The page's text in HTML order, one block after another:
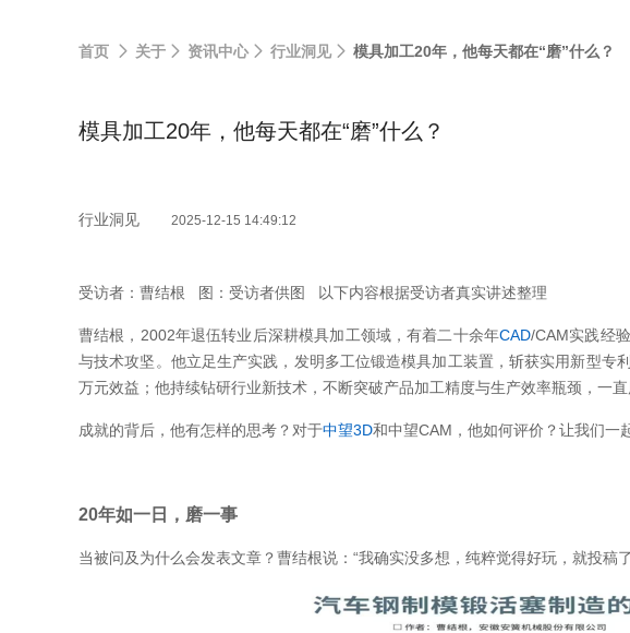
首页 关于 资讯中心 行业洞见 模具加工20年，他每天都在“磨”什么？
模具加工20年，他每天都在“磨”什么？
行业洞见 2025-12-15 14:49:12
受访者：曹结根 图：受访者供图 以下内容根据受访者真实讲述整理
曹结根，2002年退伍转业后深耕模具加工领域，有着二十余年CAD/CAM实践经
与技术攻坚。他立足生产实践，发明多工位锻造模具加工装置，斩获实用新型专
万元效益；他持续钻研行业新技术，不断突破产品加工精度与生产效率瓶颈，一直
成就的背后，他有怎样的思考？对于中望3D和中望CAM，他如何评价？让我们一
20年如一日，磨一事
当被问及为什么会发表文章？曹结根说：“我确实没多想，纯粹觉得好玩，就投稿